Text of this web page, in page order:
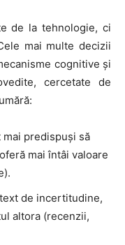
de la tehnologie, ci
mai multe decizii
cognitive și
cercetate de
predispuși să
mai întâi valoare
de incertitudine,
altora (recenzii,